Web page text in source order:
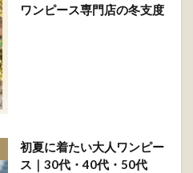
ワンピース専門店の冬支度
初夏に着たい大人ワンピー
ス｜30代・40代・50代